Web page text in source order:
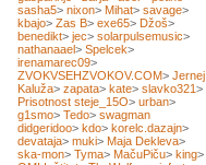
sasha5> nixon> Mihat> savage>
kbajo> Zas B> exe65> Džoš>
benedikt> jec> solarpulsemusic>
nathanaael> Spelcek>
irenamarec09>
ZVOKVSEHZVOKOV.COM> Jernej
Kaluža> zapata> kate> slavko321>
Prisotnost steje_15O> urban>
g1smo> Tedo> swagman
didgeridoo> kdo> korelc.dazajn>
devataja> muki> Maja Dekleva>
ska-mon> Tyma> MačuPiču> king>